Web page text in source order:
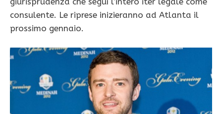
consulente. Le riprese inizieranno ad Atlanta il
prossimo gennaio.